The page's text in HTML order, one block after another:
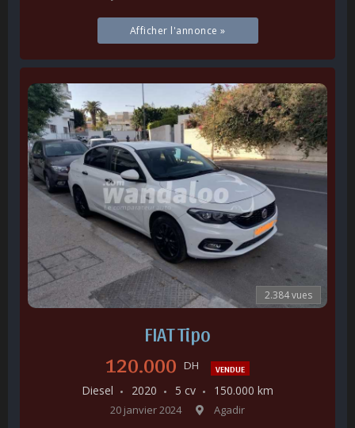
Afficher l'annonce »
2.384 vues
FIAT Tipo
120.000 DH VENDUE
Diesel 2020 5 cv 150.000 km
20 janvier 2024 Agadir